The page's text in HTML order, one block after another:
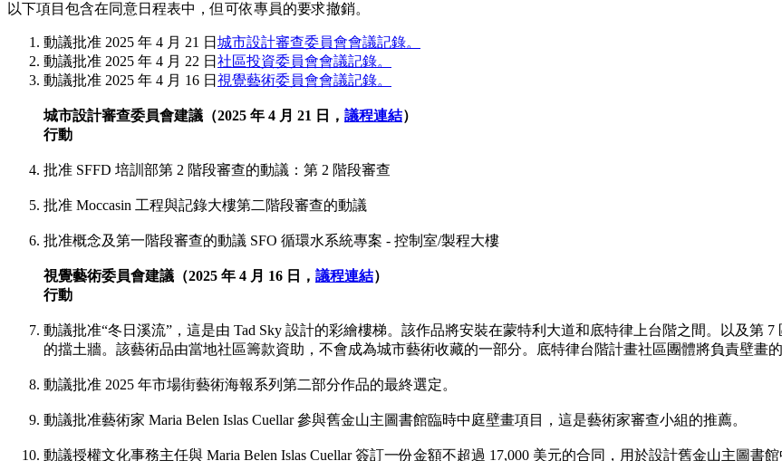
以下項目包含在同意日程表中，但可依專員的要求撤銷。
動議批准 2025 年 4 月 21 日 城市設計審查委員會會議記錄。
動議批准 2025 年 4 月 22 日 社區投資委員會會議記錄。
動議批准 2025 年 4 月 16 日 視覺藝術委員會會議記錄。
城市設計審查委員會建議（2025 年 4 月 21 日， 議程連結）
行動
批准 SFFD 培訓部第 2 階段審查的動議：第 2 階段審查
批准 Moccasin 工程與記錄大樓第二階段審查的動議
批准概念及第一階段審查的動議 SFO 循環水系統專案 - 控制室/製程大樓
視覺藝術委員會建議（2025 年 4 月 16 日， 議程連結）
行動
動議批准“冬日溪流”，這是由 Tad Sky 設計的彩繪樓梯。該作品將安裝在蒙特利大道和底特律上台階之間。以及第 7
的擋土牆。該藝術品由當地社區籌款資助，不會成為城市藝術收藏的一部分。底特律台階計畫社區團體將負責壁畫的
動議批准 2025 年市場街藝術海報系列第二部分作品的最終選定。
動議批准藝術家 Maria Belen Islas Cuellar 參與舊金山主圖書館臨時中庭壁畫項目，這是藝術家審查小組的推薦。
動議授權文化事務主任與 Maria Belen Islas Cuellar 簽訂一份金額不超過 17,000 美元的合同，用於設計舊金山主圖書館